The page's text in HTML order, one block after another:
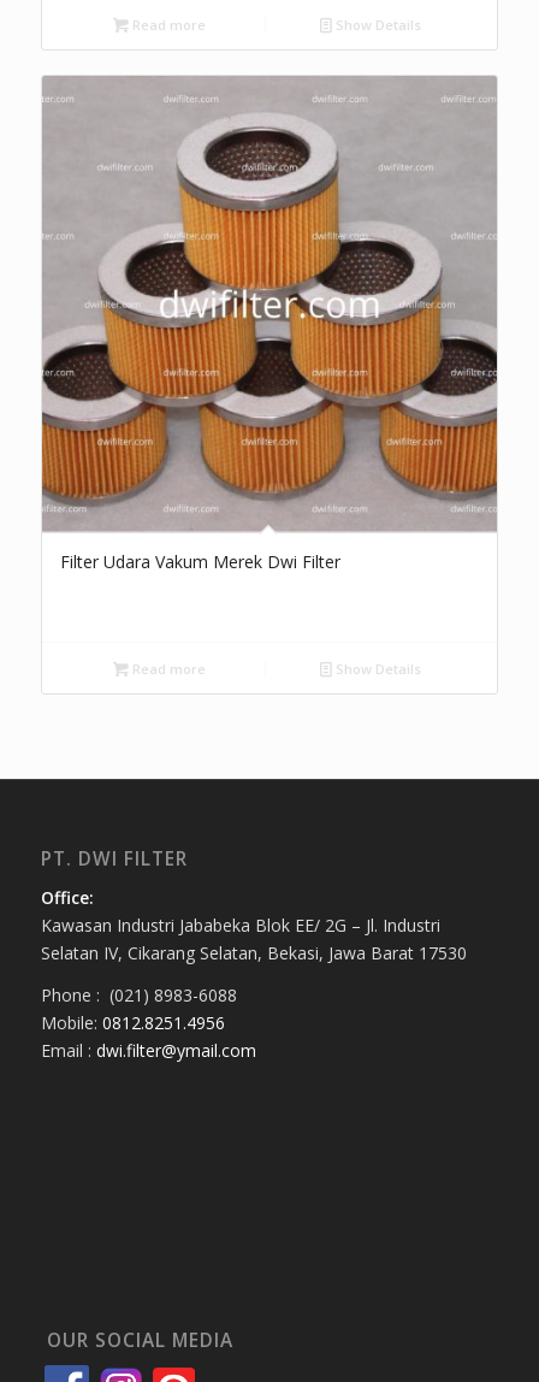
Read more Show Details
Filter Udara Vakum Merek Dwi Filter
Read more Show Details
PT. DWI FILTER
Office:
Kawasan Industri Jababeka Blok EE/ 2G – Jl. Industri
Selatan IV, Cikarang Selatan, Bekasi, Jawa Barat 17530
Phone : (021) 8983-6088
Mobile: 0812.8251.4956
Email : dwi.filter@ymail.com
OUR SOCIAL MEDIA